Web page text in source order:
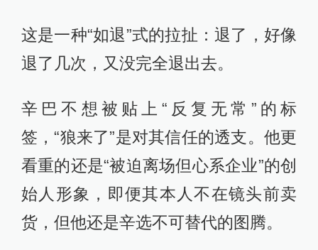
这是一种“如退”式的拉扯：退了，好像
退了几次，又没完全退出去。
辛巴不想被贴上“反复无常”的标
签，“狼来了”是对其信任的透支。他更
看重的还是“被迫离场但心系企业”的创
始人形象，即便其本人不在镜头前卖
货，但他还是辛选不可替代的图腾。